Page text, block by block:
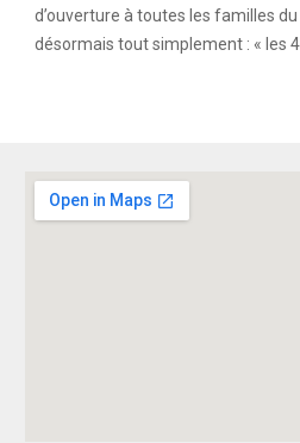
d’ouverture à toutes les familles
désormais tout simplement : « les